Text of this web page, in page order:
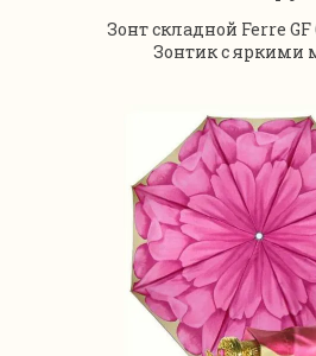
Зонт складной Ferre
Зонтик с яркими